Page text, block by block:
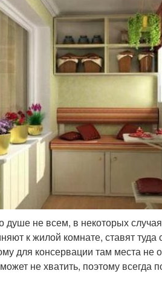
душе не всем, в некоторых
к жилой комнате, ставят
для консервации там места не
не хватить, поэтому всегда